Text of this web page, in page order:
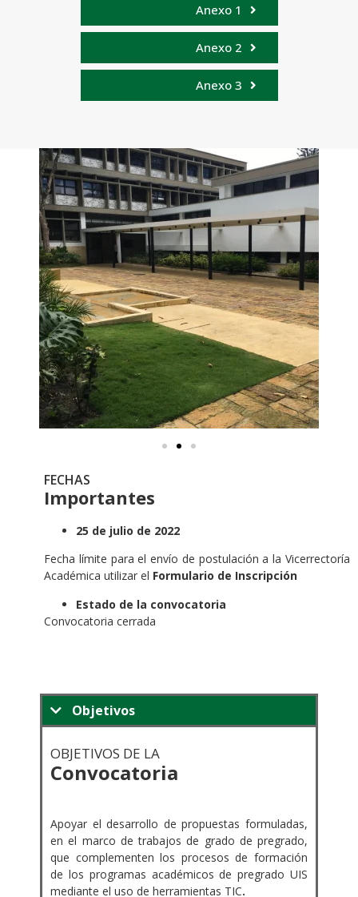
Anexo 1
Anexo 2
Anexo 3
FECHAS
Importantes
25 de julio de 2022
Fecha límite para el envío de postulación a la Vicerrectoría
Académica utilizar el Formulario de Inscripción
Estado de la convocatoria
Convocatoria cerrada
Objetivos
OBJETIVOS DE LA
Convocatoria
Apoyar el desarrollo de propuestas formuladas,
en el marco de trabajos de grado de pregrado,
que complementen los procesos de formación
de los programas académicos de pregrado UIS
mediante el uso de herramientas TIC.